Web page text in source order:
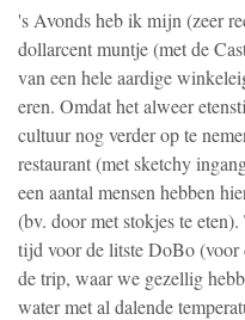
's Avonds heb ik mijn (zeer
dollarcent muntje (met de
van een hele aardige
eren. Omdat het alweer
cultuur nog verder op te
restaurant (met sketchy
een aantal mensen hebben
(bv. door met stokjes te
tijd voor de litste DoBo (voor
de trip, waar we gezellig
water met al dalende